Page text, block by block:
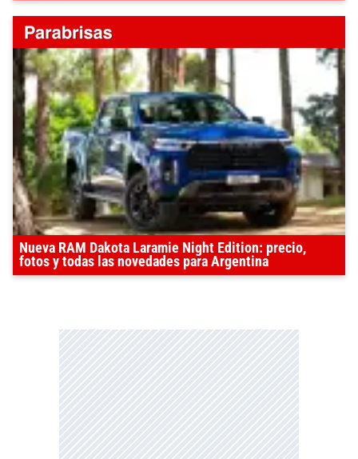
Nueva RAM Dakota Laramie Night Edition: precio,
fotos y todas las novedades para Argentina